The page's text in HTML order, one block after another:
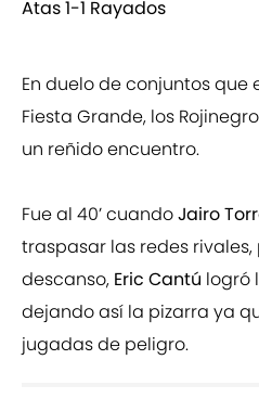
Atas 1-1 Rayados
En duelo de conjuntos que
Fiesta Grande, los
un reñido encuentro.
Fue al 40’ cuandoJairo
traspasar las redes
descanso, Eric Cantú logró
dejando así la pizarra ya
jugadas de peligro.